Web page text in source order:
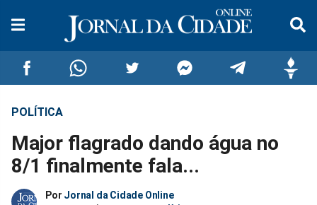
Compartilhar
no
Facebook
Compartilhar
no
Whatsapp
no
Twitter
no
Messenger
no
POLÍTICA
Major flagrado dando água no
8/1 finalmente fala...
Por Jornal da Cidade Online